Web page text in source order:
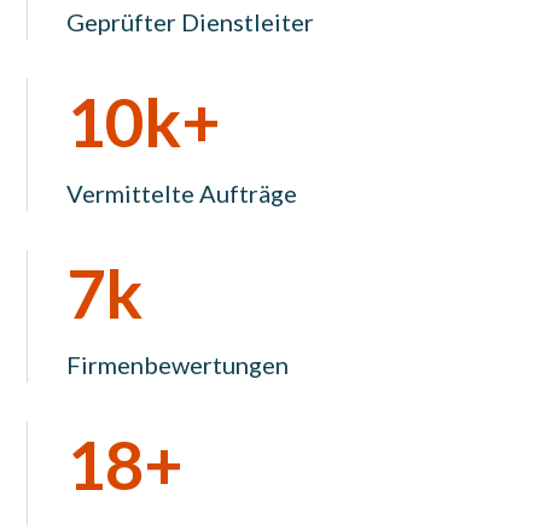
Geprüfter Dienstleiter
10k+
Vermittelte Aufträge
7k
Firmenbewertungen
18+